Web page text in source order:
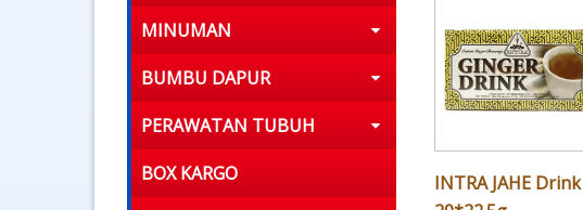
MINUMAN
BUMBU DAPUR
PERAWATAN TUBUH
BOX KARGO
INTRA JAHE Drink